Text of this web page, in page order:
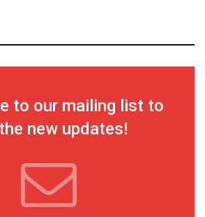
to our mailing list to
new updates!